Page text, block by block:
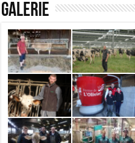
Galerie